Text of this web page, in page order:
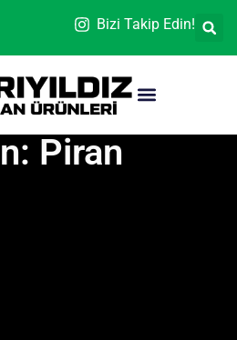
Bizi Takip Edin!
Piran